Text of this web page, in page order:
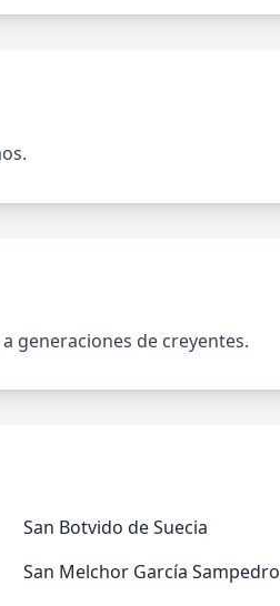
generaciones de creyentes.
San Botvido de Suecia
San Melchor García Sampedro